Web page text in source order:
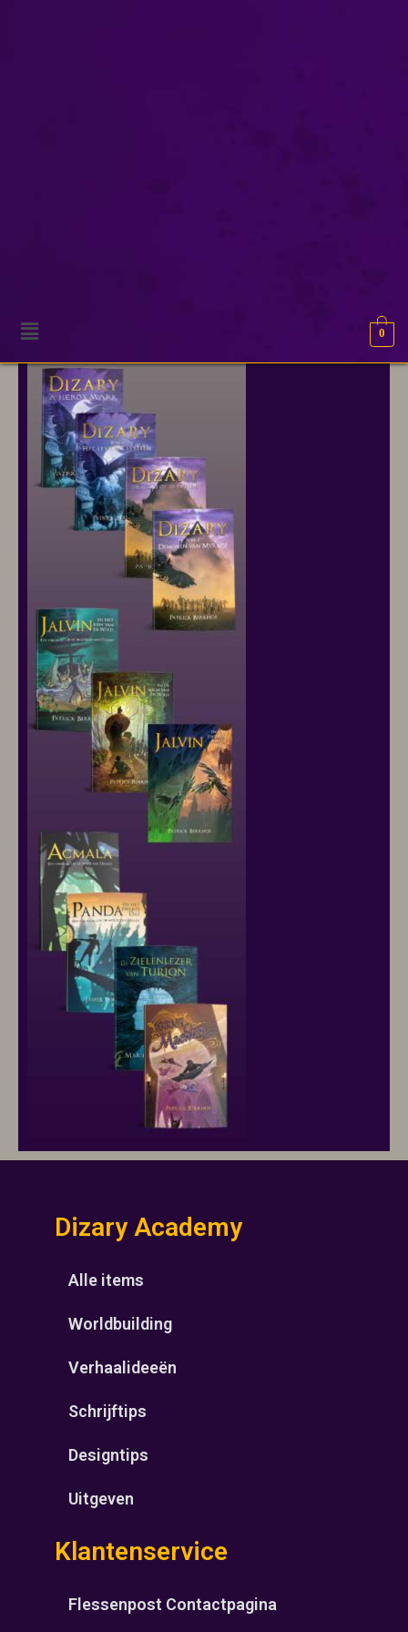
0
Dizary Academy
Alle items
Worldbuilding
Verhaalideeën
Schrijftips
Designtips
Uitgeven
Klantenservice
Flessenpost Contactpagina